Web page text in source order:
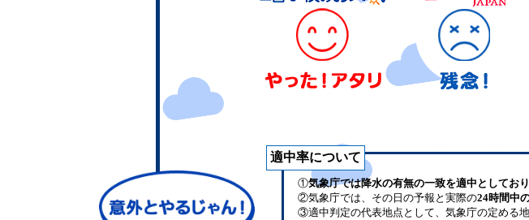
適中率について
①気象庁では降水の有無の一致を適中としており
②気象庁では、その日の予報と実際の24時間中
③適中判定の代表地点として、気象庁の定める